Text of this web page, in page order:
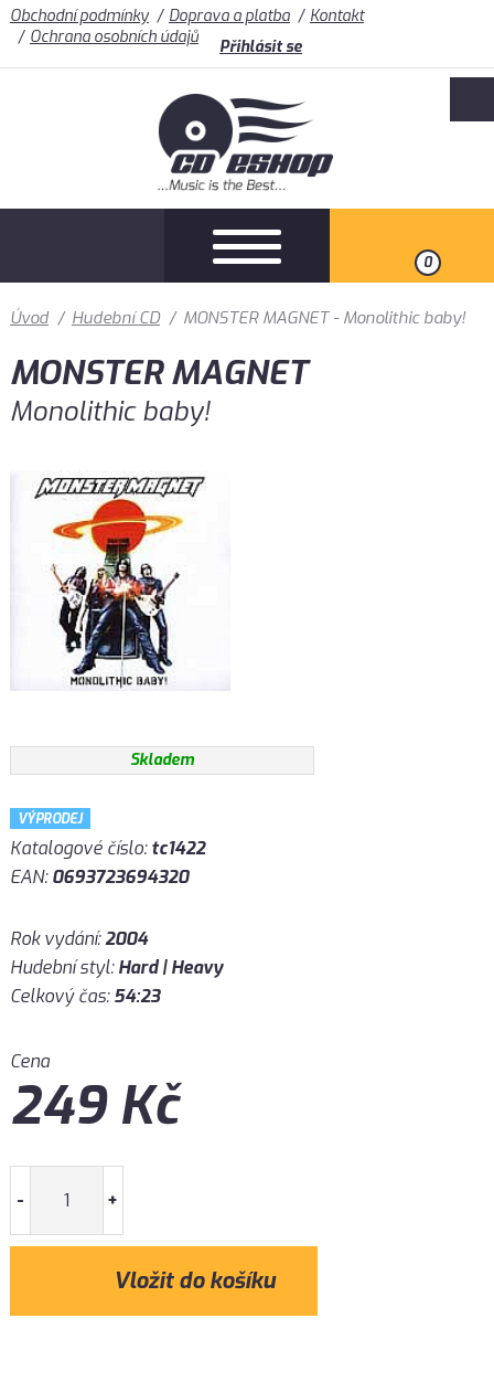
Obchodní podmínky Doprava a platba
Kontakt
Ochrana osobních údajů
Přihlásit se
0
Úvod / Hudební CD / MONSTER MAGNET - Monolithic baby!
MONSTER MAGNET
Monolithic baby!
Skladem
VÝPRODEJ
Katalogové číslo:tc1422
EAN:0693723694320
Rok vydání:2004
Hudební styl:Hard | Heavy
Celkový čas:54:23
Cena
249Kč
- +